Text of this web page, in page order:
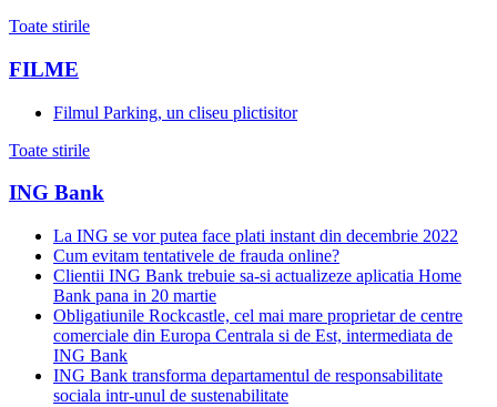
Toate stirile
FILME
Filmul Parking, un cliseu plictisitor
Toate stirile
ING Bank
La ING se vor putea face plati instant din decembrie 2022
Cum evitam tentativele de frauda online?
Clientii ING Bank trebuie sa-si actualizeze aplicatia Home
Bank pana in 20 martie
Obligatiunile Rockcastle, cel mai mare proprietar de centre
comerciale din Europa Centrala si de Est, intermediata de
ING Bank
ING Bank transforma departamentul de responsabilitate
sociala intr-unul de sustenabilitate